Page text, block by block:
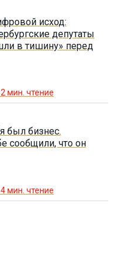
исход:
депутаты
в тишину» перед
2мин. чтение
был бизнес.
сообщили, что он
4мин. чтение